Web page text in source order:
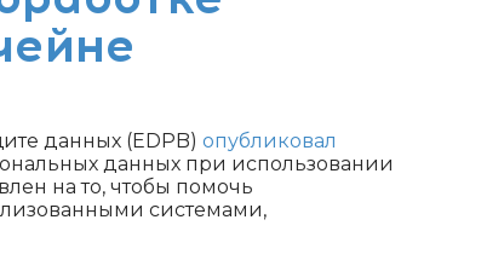
данных (EDPB) опубликовал
данных при использовании
на то, чтобы помочь
системами,